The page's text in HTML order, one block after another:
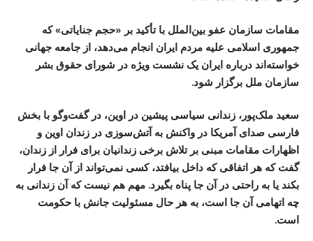
مقامات سازمان عفو بین‌الملل با تأکید بر «حجم جنایاتی» که
جمهوری اسلامی علیه مردم ایران انجام می‌دهد، از جامعه جهانی
خواسته‌اند درباره ایران یک نشست ویژه در شورای حقوق بشر
سازمان ملل برگزار شود.
سعید ملک‌پور، زندانی سیاسی پیشین در اوین، در گفت‌وگو با بخش
فارسی صدای آمریکا در واکنش به آتش‌سوزی در زندان اوین و
اظهارات مقامات مبنی بر تلاش برخی زندانیان برای فرار از زندان،
گفت که هر اتفاقی که داخل بیافتد، کسی نمی‌تواند از آن جا فرار
بکند یا به راحتی در آن جا پناه بگیرد. مهم هم نیست که آن زندانی به
چه اتهامی آن جا است، به هر حال مسئولیت جانش با حکومت
است.